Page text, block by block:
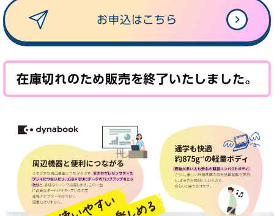
お申込はこちら
在庫切れのため販売を終了いたしました。